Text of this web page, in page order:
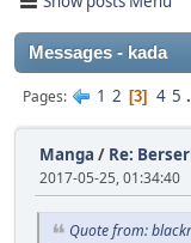
Messages - kada
Pages 1 2 3 4 5
Manga / Re:
2017-05-25, 01:34:40
Quote from: